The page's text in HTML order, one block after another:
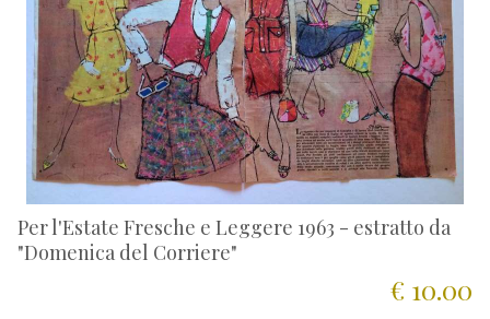
Per l'Estate Fresche e Leggere 1963 - estratto da
"Domenica del Corriere"
€ 10.00